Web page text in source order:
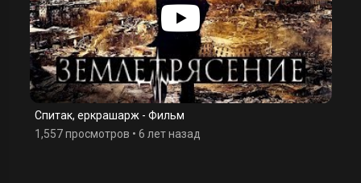
Спитак, еркрашарж - Фильм
1,557 просмотров • 6 лет назад